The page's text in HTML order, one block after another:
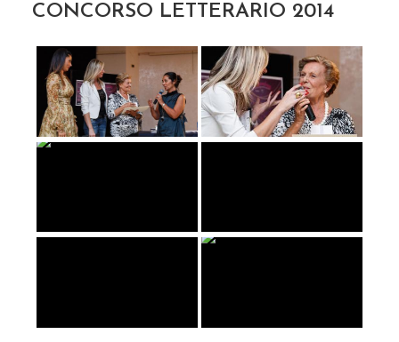
CONCORSO LETTERARIO 2014